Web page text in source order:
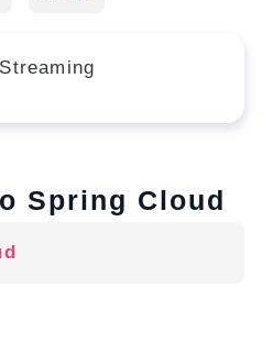
Spring Cloud